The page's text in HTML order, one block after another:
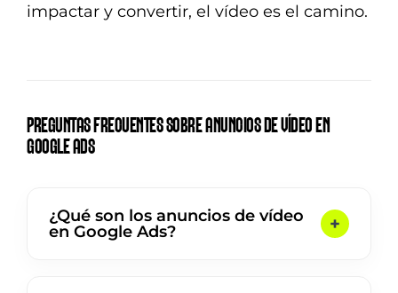
impactar y convertir, el vídeo es el camino.
PREGUNTAS FRECUENTES SOBRE ANUNCIOS DE VÍDEO EN
GOOGLE ADS
¿Qué son los anuncios de vídeo
en Google Ads?